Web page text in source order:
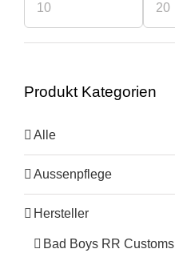
Preis
Preis
Produkt Kategorien
Alle
Aussenpflege
Hersteller
Bad Boys RR Customs